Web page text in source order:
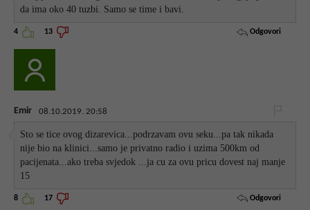
da ima oko 40 tuzbi. Samo se time i bavi.
4 13 Odgovori
Emir 08.10.2019. 20:58
Sto se tice ovog dizarevica...podrzavam ovu seku...pa tak nikada
nije bio na klinici...samo je privatno radio i uzima 500km od
pacijenata...ako treba svjedok ...ja cu za ovu pricu dovest naj manje
15
8 17 Odgovori